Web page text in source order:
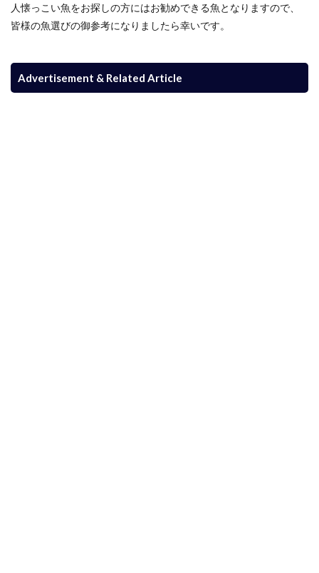
人懐っこい魚をお探しの方にはお勧めできる魚となりますので、
皆様の魚選びの御参考になりましたら幸いです。
Advertisement & Related Article